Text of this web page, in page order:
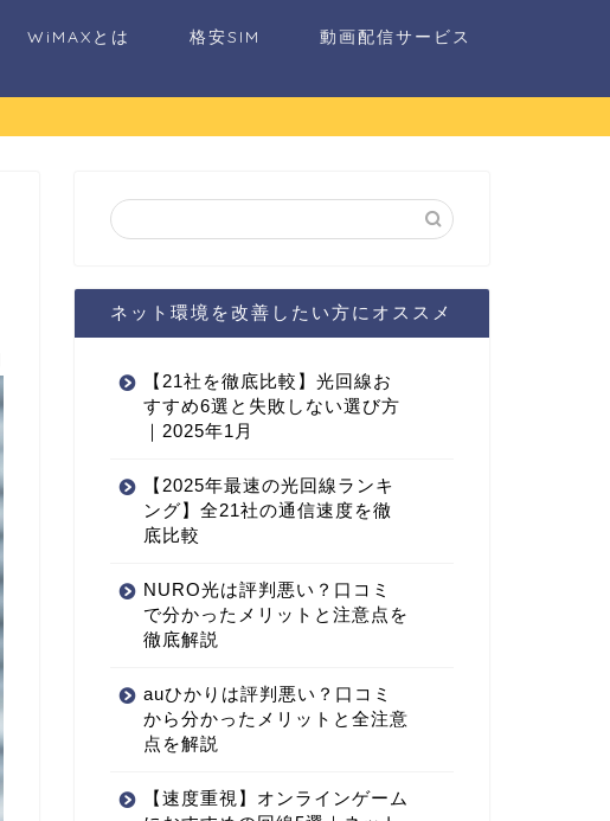
WiMAXとは 格安SIM 動画配信サービス
ネット環境を改善したい方にオススメ
【21社を徹底比較】光回線お
すすめ6選と失敗しない選び方
｜2025年1月
【2025年最速の光回線ランキ
ング】全21社の通信速度を徹
底比較
NURO光は評判悪い？口コミ
で分かったメリットと注意点を
徹底解説
auひかりは評判悪い？口コミ
から分かったメリットと全注意
点を解説
【速度重視】オンラインゲーム